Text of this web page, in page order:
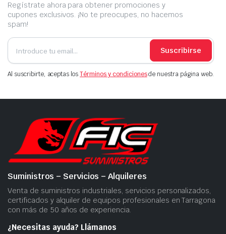
Regístrate ahora para obtener promociones y
cupones exclusivos. ¡No te preocupes, no hacemos
spam!
Suscribirse
Al suscribirte, aceptas losTérminos y condicionesde nuestra página web.
Suministros – Servicios – Alquileres
Venta de suministros industriales, servicios personalizados,
certificados y alquiler de equipos profesionales en Tarragona
con más de 50 años de experiencia.
¿Necesitas ayuda? Llámanos